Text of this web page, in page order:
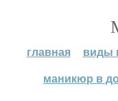
главная виды
маникюр в